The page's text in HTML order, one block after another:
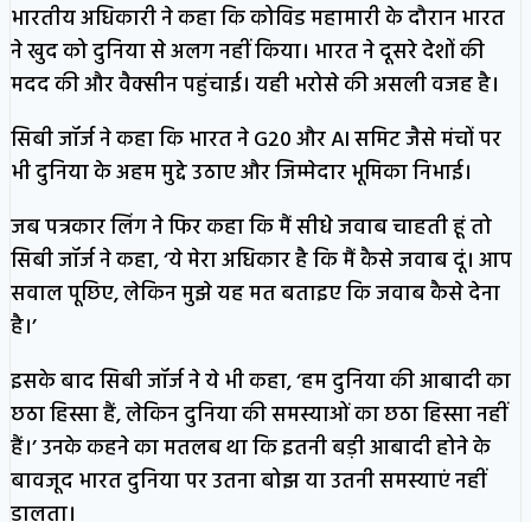
भारतीय अधिकारी ने कहा कि कोविड महामारी के दौरान भारत
ने खुद को दुनिया से अलग नहीं किया। भारत ने दूसरे देशों की
मदद की और वैक्सीन पहुंचाई। यही भरोसे की असली वजह है।
सिबी जॉर्ज ने कहा कि भारत ने G20 और AI समिट जैसे मंचों पर
भी दुनिया के अहम मुद्दे उठाए और जिम्मेदार भूमिका निभाई।
जब पत्रकार लिंग ने फिर कहा कि मैं सीधे जवाब चाहती हूं तो
सिबी जॉर्ज ने कहा, ‘ये मेरा अधिकार है कि मैं कैसे जवाब दूं। आप
सवाल पूछिए, लेकिन मुझे यह मत बताइए कि जवाब कैसे देना
है।’
इसके बाद सिबी जॉर्ज ने ये भी कहा, ‘हम दुनिया की आबादी का
छठा हिस्सा हैं, लेकिन दुनिया की समस्याओं का छठा हिस्सा नहीं
हैं।’ उनके कहने का मतलब था कि इतनी बड़ी आबादी होने के
बावजूद भारत दुनिया पर उतना बोझ या उतनी समस्याएं नहीं